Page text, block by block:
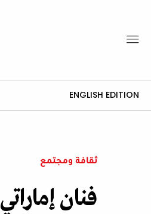
ENGLISH EDITION
ثقافة ومجتمع
فنان